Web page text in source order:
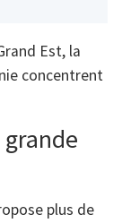
Est, la
concentrent
plus de